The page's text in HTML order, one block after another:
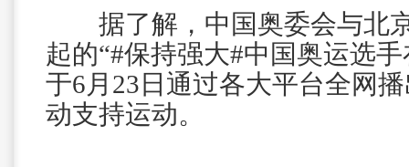
据了解，中国奥委会与北
起的“#保持强大#中国奥运选
于6月23日通过各大平台全网
动支持运动。